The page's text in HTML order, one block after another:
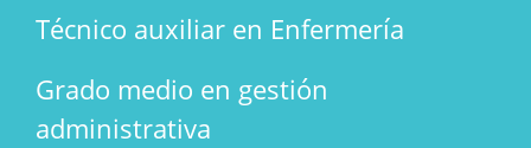
Técnico auxiliar en Enfermería
Grado medio en gestión
administrativa